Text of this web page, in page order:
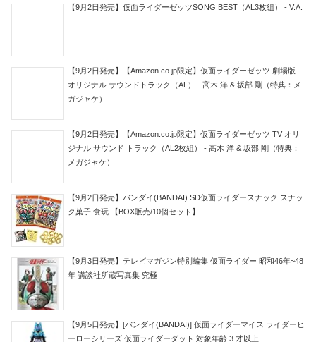
【9月2日発売】仮面ライダーゼッツSONG BEST（AL3枚組） - V.A.
【9月2日発売】【Amazon.co.jp限定】仮面ライダーゼッツ 劇場版
オリジナル サウンドトラック（AL） - 高木 洋 & 坂部 剛（特典：メ
ガジャケ）
【9月2日発売】【Amazon.co.jp限定】仮面ライダーゼッツ TV オリ
ジナル サウンド トラック（AL2枚組） - 高木 洋 & 坂部 剛（特典：
メガジャケ）
【9月2日発売】バンダイ(BANDAI) SD仮面ライダースナック スナッ
ク菓子 食玩 【BOX販売/10個セット】
【9月3日発売】テレビマガジン特別編集 仮面ライダー 昭和46年~48
年 講談社所蔵写真集 究極
【9月5日発売】[バンダイ(BANDAI)] 仮面ライダーマイス ライダーヒ
ーローシリーズ 仮面ライダーダット 対象年齢 3 才以上